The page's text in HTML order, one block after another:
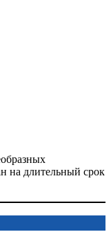
на длительный срок